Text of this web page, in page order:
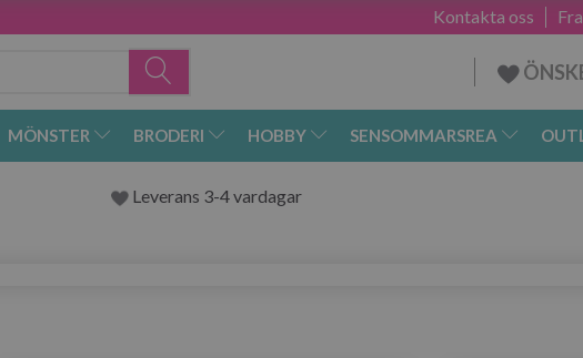
Kontakta oss
MÖNSTER BRODERI HOBBY SENSOMMARSREA
Leverans 3-4 vardagar